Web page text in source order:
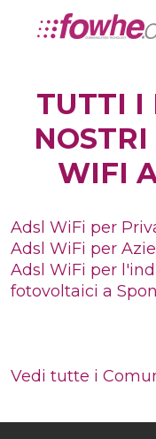
TUTTI I
WIFI
Adsl WiFi per
Adsl WiFi per
Adsl WiFi per
fotovoltaici a
Vedi tutte i